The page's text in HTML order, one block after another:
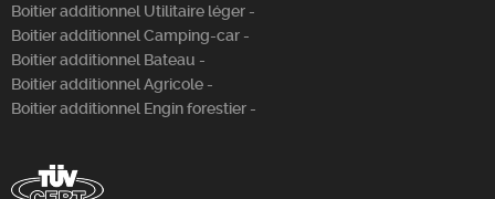
Boitier additionnel Utilitaire léger -
Boitier additionnel Camping-car -
Boitier additionnel Bateau -
Boitier additionnel Agricole -
Boitier additionnel Engin forestier -